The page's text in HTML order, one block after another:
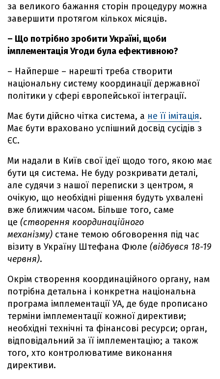
за великого бажання сторін процедуру можна
завершити протягом кількох місяців.
– Що потрібно зробити Україні, щоби
імплементація Угоди була ефективною?
– Найперше – нарешті треба створити
національну систему координації державної
політики у сфері європейської інтеграції.
Має бути дійсно чітка система, а не її імітація.
Має бути враховано успішний досвід сусідів з
ЄС.
Ми надали в Київ свої ідеї щодо того, якою має
бути ця система. Не буду розкривати деталі,
але судячи з нашої переписки з центром, я
очікую, що необхідні рішення будуть ухвалені
вже ближчим часом. Більше того, саме
це (створення координаційного
механізму) стане темою обговорення під час
візиту в Україну Штефана Фюле (відбувся 18-19
червня).
Окрім створення координаційного органу, нам
потрібна детальна і конкретна національна
програма імплементації УА, де буде прописано
терміни імплементації кожної директиви;
необхідні технічні та фінансові ресурси; орган,
відповідальний за її імплементацію; а також
того, хто контролюватиме виконання
директиви.